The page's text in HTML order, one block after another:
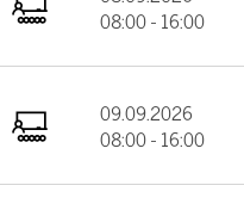
08:00 - 16:00
09.09.2026
08:00 - 16:00